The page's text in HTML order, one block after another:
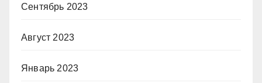
Сентябрь 2023
Август 2023
Январь 2023